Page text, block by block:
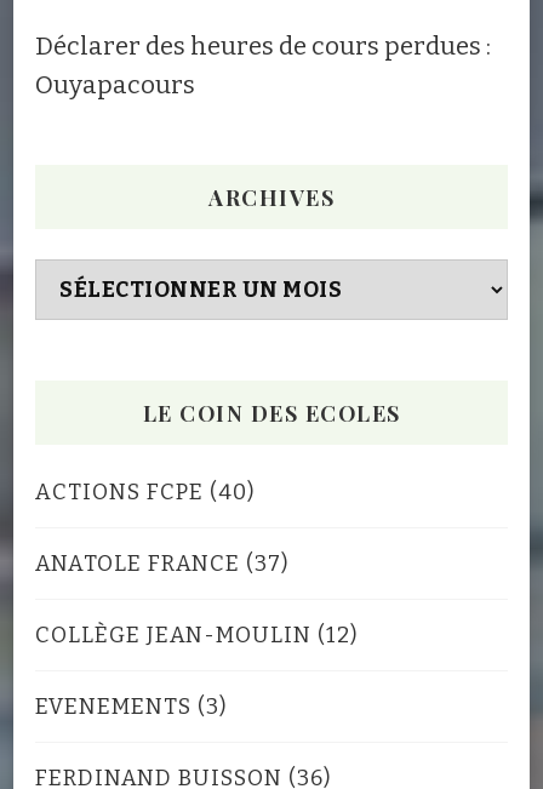
Déclarer des heures de cours perdues :
Ouyapacours
ARCHIVES
Archives
LE COIN DES ECOLES
ACTIONS FCPE (40)
ANATOLE FRANCE (37)
COLLÈGE JEAN-MOULIN (12)
EVENEMENTS (3)
FERDINAND BUISSON (36)